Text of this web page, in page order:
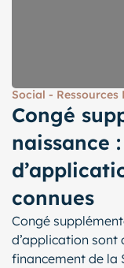
Social - Ressources
Congé
naissance
connues
Congé
d’application sont
financement de la